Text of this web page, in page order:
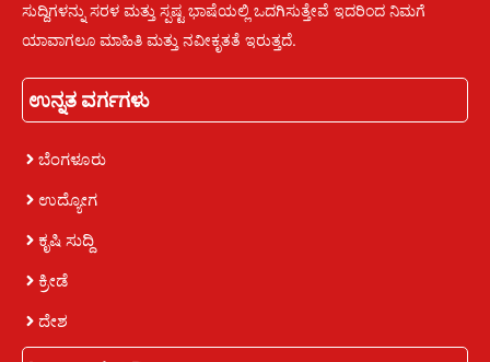
ಸುದ್ದಿಗಳನ್ನು ಸರಳ ಮತ್ತು ಸ್ಪಷ್ಟ ಭಾಷೆಯಲ್ಲಿ ಒದಗಿಸುತ್ತೇವೆ ಇದರಿಂದ ನಿಮಗೆ
ಯಾವಾಗಲೂ ಮಾಹಿತಿ ಮತ್ತು ನವೀಕೃತತೆ ಇರುತ್ತದೆ.
ಉನ್ನತ ವರ್ಗಗಳು
ಬೆಂಗಳೂರು
ಉದ್ಯೋಗ
ಕೃಷಿ ಸುದ್ದಿ
ಕ್ರೀಡೆ
ದೇಶ